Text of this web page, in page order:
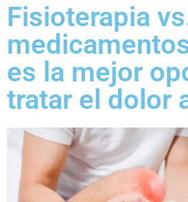
Fisioterapia
es la mejor
tratar el dolor